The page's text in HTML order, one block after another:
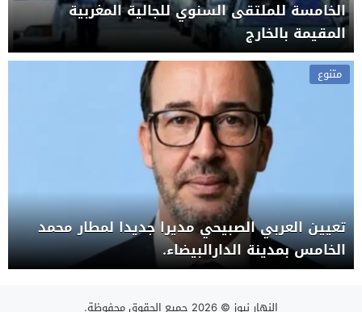
الخامسة للملتقى السنوي للجالية المغربية
المقيمة بالخارج
متنوع
تعيين العربي الصبيحي مديرا جديدا لمطار محمد
الخامس بمدينة الدارالبيضاء.
النهار نيوز © 2026 جميع الحقوق محفوظة.